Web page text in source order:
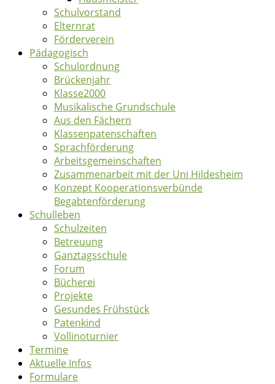
Schulvorstand
Elternrat
Förderverein
Pädagogisch
Schulordnung
Brückenjahr
Klasse2000
Musikalische Grundschule
Aus den Fächern
Klassenpatenschaften
Sprachförderung
Arbeitsgemeinschaften
Zusammenarbeit mit der Uni Hildesheim
Konzept Kooperationsverbünde
Begabtenförderung
Schulleben
Schulzeiten
Betreuung
Ganztagsschule
Forum
Bücherei
Projekte
Gesundes Frühstück
Patenkind
Vollinoturnier
Termine
Aktuelle Infos
Formulare